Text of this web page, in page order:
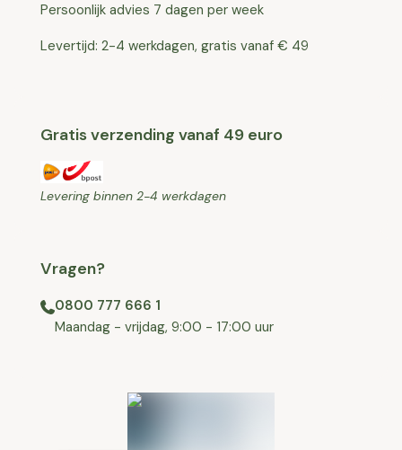
Persoonlijk advies 7 dagen per week
Levertijd: 2-4 werkdagen, gratis vanaf € 49
Gratis verzending vanaf 49 euro
Levering binnen 2-4 werkdagen
Vragen?
0800 777 666 1
⁠⁠Maandag - vrijdag, 9:00 - 17:00 uur